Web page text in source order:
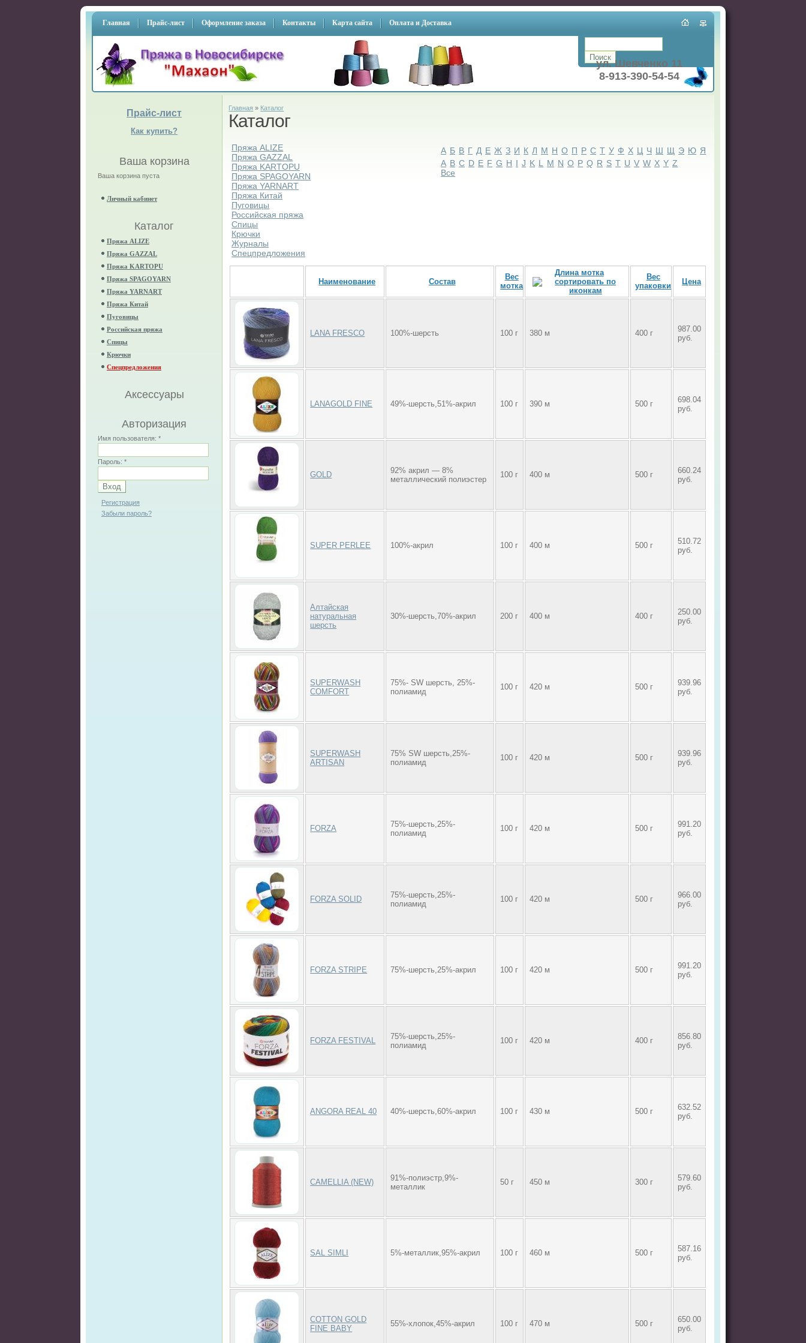
Главная Прайс-лист Оформление заказа Контакты Карта сайта Оплата и Доставка
ул. Шевченко 11
8-913-390-54-54
Прайс-лист
Как купить?
Ваша корзина
Ваша корзина пуста
Личный кабинет
Каталог
Пряжа ALIZE
Пряжа GAZZAL
Пряжа KARTOPU
Пряжа SPAGOYARN
Пряжа YARNART
Пряжа Китай
Пуговицы
Российская пряжа
Спицы
Крючки
Спецпредложения
Аксессуары
Авторизация
Имя пользователя:*
Пароль:*
Регистрация
Забыли пароль?
Главная » Каталог
Каталог
Пряжа ALIZE
Пряжа GAZZAL
Пряжа KARTOPU
Пряжа SPAGOYARN
Пряжа YARNART
Пряжа Китай
Пуговицы
Российская пряжа
Спицы
Крючки
Журналы
Спецпредложения
А Б В Г Д Е Ж З И К Л М Н О П Р С Т У Ф Х Ц Ч Ш Щ Э Ю Я
A B C D E F G H I J K L M N O P Q R S T U V W X Y Z
Все
Наименование Состав
Вес
мотка
Длина мотка
Вес
упаковки
Цена
LANA FRESCO 100%-шерсть 100 г 380 м 400 г
987.00
руб.
LANAGOLD FINE 49%-шерсть,51%-акрил 100 г 390 м 500 г
698.04
руб.
GOLD
92% акрил — 8%
металлический полиэстер
100 г 400 м 500 г
660.24
руб.
SUPER PERLEE 100%-акрил 100 г 400 м 500 г
510.72
руб.
Алтайская
натуральная
шерсть
30%-шерсть,70%-акрил 200 г 400 м 400 г
250.00
руб.
SUPERWASH
COMFORT
75%- SW шерсть, 25%-
полиамид
100 г 420 м 500 г
939.96
руб.
SUPERWASH
ARTISAN
75% SW шерсть,25%-
полиамид
100 г 420 м 500 г
939.96
руб.
FORZA
75%-шерсть,25%-
полиамид
100 г 420 м 500 г
991.20
руб.
FORZA SOLID
75%-шерсть,25%-
полиамид
100 г 420 м 500 г
966.00
руб.
FORZA STRIPE 75%-шерсть,25%-акрил 100 г 420 м 500 г
991.20
руб.
FORZA FESTIVAL
75%-шерсть,25%-
полиамид
100 г 420 м 400 г
856.80
руб.
ANGORA REAL 40 40%-шерсть,60%-акрил 100 г 430 м 500 г
632.52
руб.
CAMELLIA (NEW)
91%-полиэстр,9%-
металлик
50 г 450 м 300 г
579.60
руб.
SAL SIMLI 5%-металлик,95%-акрил 100 г 460 м 500 г
587.16
руб.
COTTON GOLD
FINE BABY
55%-хлопок,45%-акрил 100 г 470 м 500 г
650.00
руб.